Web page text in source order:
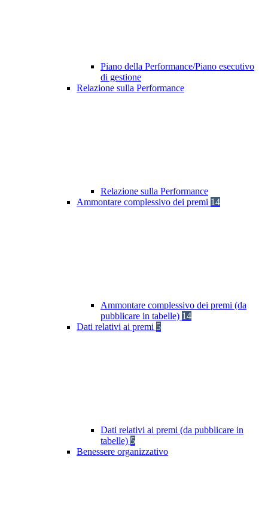
Piano della Performance/Piano esecutivo
di gestione
Relazione sulla Performance
Relazione sulla Performance
Ammontare complessivo dei premi 14
Ammontare complessivo dei premi (da
pubblicare in tabelle) 14
Dati relativi ai premi 5
Dati relativi ai premi (da pubblicare in
tabelle) 5
Benessere organizzativo